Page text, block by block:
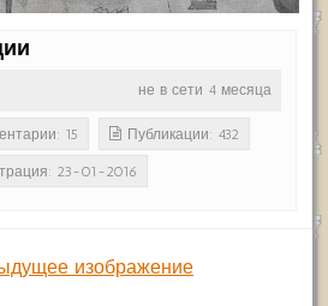
не в сети 4 месяца
15 Публикации: 432
23-01-2016
изображение